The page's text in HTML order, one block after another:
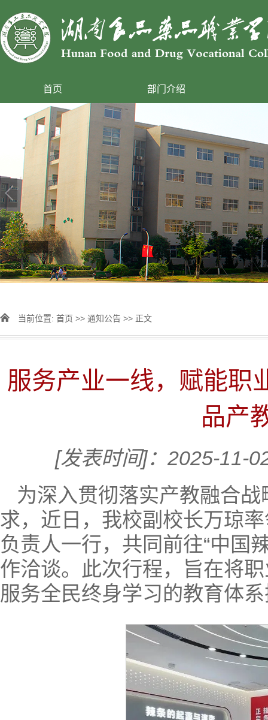
首页 部门介绍
当前位置: 首页 >> 通知公告 >> 正文
服务产业一线，赋能职
品产
[发表时间]：2025-11-
为深入贯彻落实产教融合
求，近日，我校副校长万琼
负责人一行，共同前往“中国
作洽谈。此次行程，旨在将
服务全民终身学习的教育体